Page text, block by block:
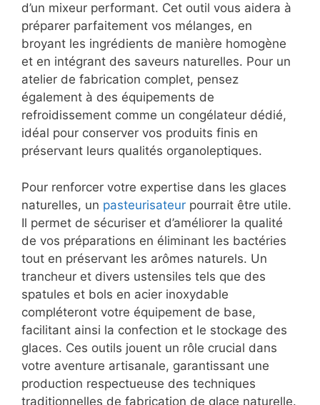
d’un mixeur performant. Cet outil vous aidera à
préparer parfaitement vos mélanges, en
broyant les ingrédients de manière homogène
et en intégrant des saveurs naturelles. Pour un
atelier de fabrication complet, pensez
également à des équipements de
refroidissement comme un congélateur dédié,
idéal pour conserver vos produits finis en
préservant leurs qualités organoleptiques.
Pour renforcer votre expertise dans les glaces
naturelles, un pasteurisateur pourrait être utile.
Il permet de sécuriser et d’améliorer la qualité
de vos préparations en éliminant les bactéries
tout en préservant les arômes naturels. Un
trancheur et divers ustensiles tels que des
spatules et bols en acier inoxydable
compléteront votre équipement de base,
facilitant ainsi la confection et le stockage des
glaces. Ces outils jouent un rôle crucial dans
votre aventure artisanale, garantissant une
production respectueuse des techniques
traditionnelles de fabrication de glace naturelle.